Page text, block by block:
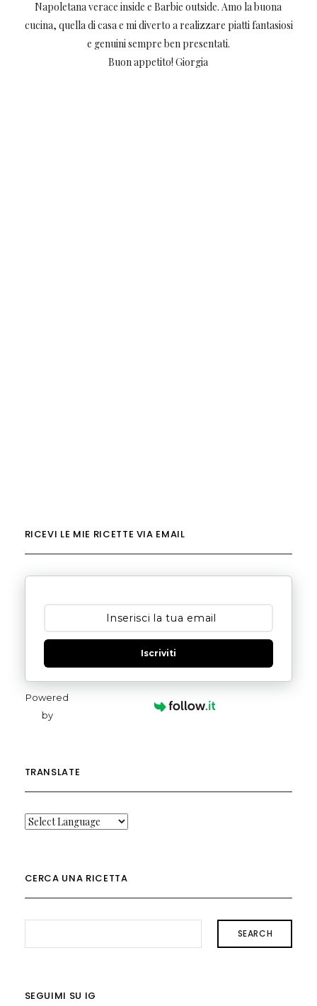
Napoletana verace inside e Barbie outside. Amo la buona
cucina, quella di casa e mi diverto a realizzare piatti fantasiosi
e genuini sempre ben presentati.
Buon appetito! Giorgia
RICEVI LE MIE RICETTE VIA EMAIL
Iscriviti
Powered
by
TRANSLATE
CERCA UNA RICETTA
SEARCH
SEGUIMI SU IG